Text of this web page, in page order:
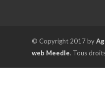
© Copyright 2017 by
web Meedle. Tous